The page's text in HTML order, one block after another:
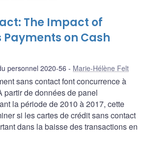
The Impact of
on Cash
personnel 2020-56 Marie-Hélène Felt
sans contact font concurrence à
partir de données de panel
la période de 2010 à 2017, cette
si les cartes de crédit sans contact
dans la baisse des transactions en